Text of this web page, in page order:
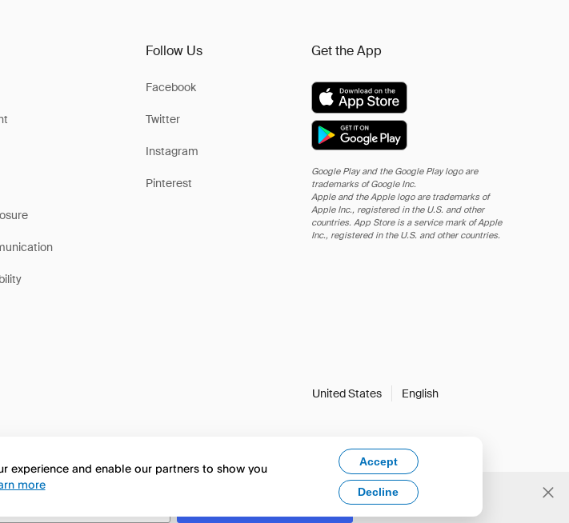
Follow Us
Facebook
Twitter
Instagram
Pinterest
Get the App
Google Play and the Google Play logo are
trademarks of Google Inc.
Apple and the Apple logo are trademarks of
Apple Inc., registered in the U.S. and other
countries. App Store is a service mark of Apple
Inc., registered in the U.S. and other countries.
United States English
experience and enable our partners to show you
more
Accept
Decline